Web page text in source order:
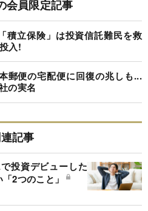
会員限定記事
積立保険」は投資信託難民を救
入!
郵便の宅配便に回復の兆しも...
の実名
記事
投資デビューした
2つのこと」